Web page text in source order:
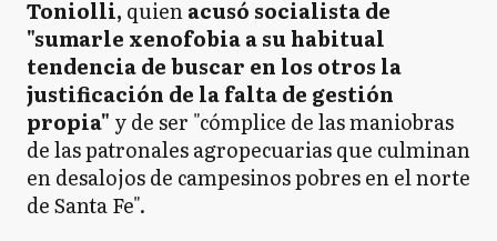
Toniolli, quienacusó socialista de
"sumarle xenofobia a su habitual
tendencia de buscar en los otros la
justificación de la falta de gestión
propia" y de ser "cómplice de las maniobras
de las patronales agropecuarias que culminan
en desalojos de campesinos pobres en el norte
de Santa Fe".